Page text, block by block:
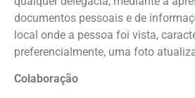
documentos pessoais e de
local onde a pessoa foi vista,
preferencialmente, uma foto
Colaboração